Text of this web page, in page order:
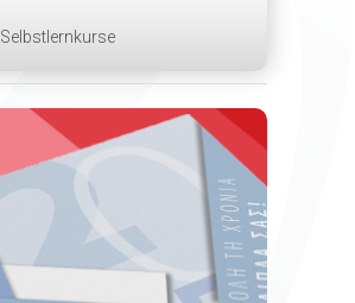
Selbstlernkurse